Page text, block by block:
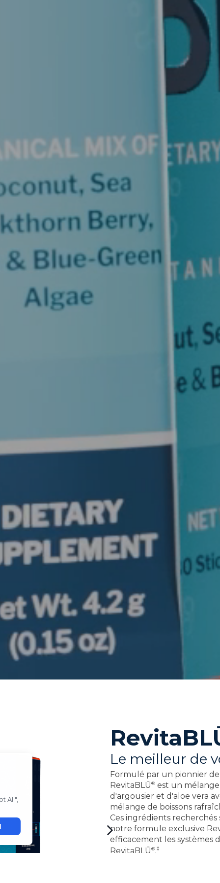
Le meilleur de
Formulé par un pionnier
RevitaBLŪ® est un
d'argousier et d'aloe vera
mélange de boissons
Ces ingrédients
notre formule exclusive
efficacement les systèmes
RevitaBLŪ®.‡